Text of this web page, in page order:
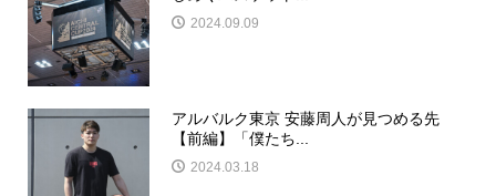
2024.09.09
アルバルク東京 安藤周人が見つめる先
【前編】「僕たち...
2024.03.18